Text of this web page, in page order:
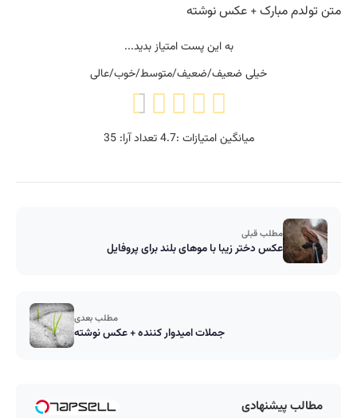
متن تولدم مبارک + عکس نوشته
به این پست امتیاز بدید...
خیلی ضعیف/ضعیف/متوسط/خوب/عالی
میانگین امتیازات :4.7تعداد آرا:35
مطلب قبلی
عکس دختر زیبا با موهای بلند برای پروفایل
مطلب بعدی
جملات امیدوار کننده + عکس نوشته
مطالب پیشنهادی